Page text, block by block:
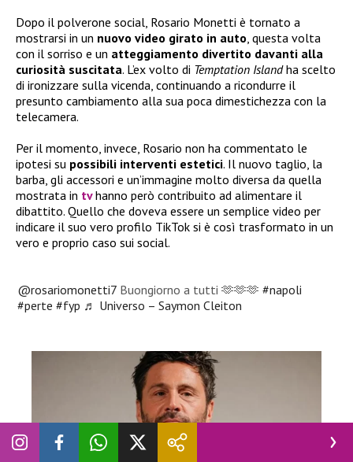
Dopo il polverone social, Rosario Monetti è tornato a
mostrarsi in un nuovo video girato in auto, questa volta
con il sorriso e un atteggiamento divertito davanti alla
curiosità suscitata. L’ex volto di Temptation Islandha scelto
di ironizzare sulla vicenda, continuando a ricondurre il
presunto cambiamento alla sua poca dimestichezza con la
telecamera.
Per il momento, invece, Rosario non ha commentato le
ipotesi su possibili interventi estetici. Il nuovo taglio, la
barba, gli accessori e un’immagine molto diversa da quella
mostrata in tvhanno però contribuito ad alimentare il
dibattito. Quello che doveva essere un semplice video per
indicare il suo vero profilo TikTok si è così trasformato in un
vero e proprio caso sui social.
@rosariomonetti7 Buongiorno a tutti 🫶🫶🫶#napoli
#perte #fyp ♬ Universo – Saymon Cleiton